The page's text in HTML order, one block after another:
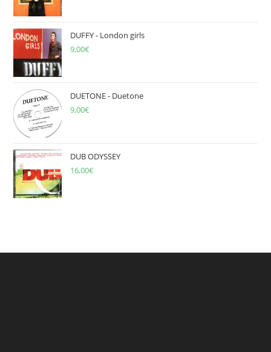
DUFFY - London girls
9,00€
DUETONE - Duetone
9,00€
DUB ODYSSEY
16,00€